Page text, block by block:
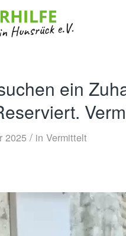
ein
2025 / in Vermittelt